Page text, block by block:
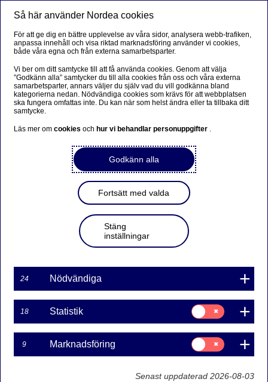
Nordea Swish företagsverktyg
Med Nordea Swish Företagsverktyg gör vi det enkelt att
kontrollera och hantera dina Swishbetalningar.
Smidig hantering av
Swishbetalningar
I Nordeas Swisherbjudande för företag, föreningar
och organisationer ingår Nordea Swish
administrera dina betalningar.
Nordea erbjuder en lösning för personalen att se
I Nordea Swish företagsverktyg kan du:
Se inkommande Swishbetalningar
Så här använder Nordea cookies
För att ge dig en bättre upplevelse av våra sidor, analysera webb-trafiken,
anpassa innehåll och visa riktad marknadsföring använder vi cookies,
både våra egna och från externa samarbetsparter.
Vi ber om ditt samtycke till att få använda cookies. Genom att välja
”Godkänn alla” samtycker du till alla cookies från oss och våra externa
samarbetsparter, annars väljer du själv vad du vill godkänna bland
kategorierna nedan. Nödvändiga cookies som krävs för att webbplatsen
ska fungera omfattas inte. Du kan när som helst ändra eller ta tillbaka ditt
samtycke.
Läs mer omcookiesoch hur vi behandlar personuppgifter .
Godkänn alla
Fortsätt med valda
Stäng
inställningar
24 Nödvändiga
18 Statistik
Samtycke
för:
Statistik
9 Marknadsföring
Samtycke
för:
Marknadsföring
Senast uppdaterad 2026-08-03